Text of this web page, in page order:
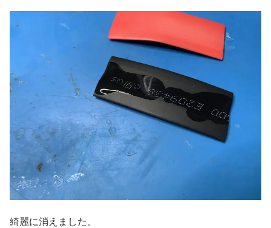
綺麗に消えました。